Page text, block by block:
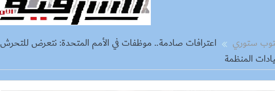
ستوري
اعترافات صادمة.. موظفات في الأمم المتحدة: نتعرض للتحرش
المنظمة